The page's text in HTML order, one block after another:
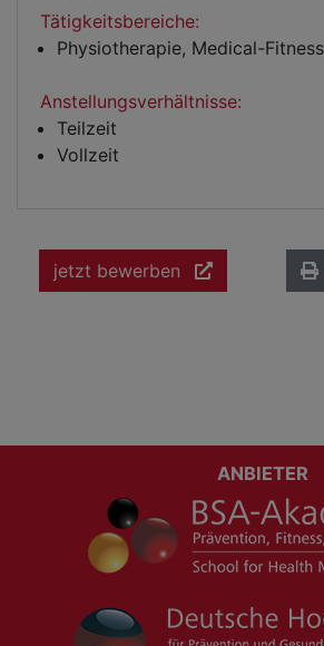
Tätigkeitsbereiche:
Physiotherapie, Medical-Fitness
Anstellungsverhältnisse:
Teilzeit
Vollzeit
jetzt bewerben
ANBIETER